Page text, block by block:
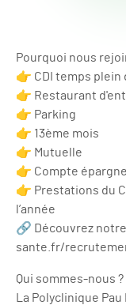
Pourquoi nous
👉 CDI temps plein
👉 Restaurant
👉 Parking
👉 13ème mois
👉 Mutuelle
👉 Compte
👉 Prestations du
l’année
🔗 Découvrez
sante.fr/
Qui sommes-nous ?
La Polyclinique